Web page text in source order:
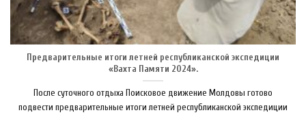
Предварительные итоги летней республиканской экспедиции
«Вахта Памяти 2024».
После суточного отдыха Поисковое движение Молдовы готово
подвести предварительные итоги летней республиканской экспедиции